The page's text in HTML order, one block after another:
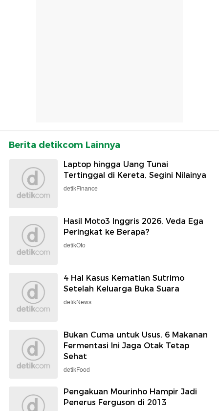
Berita detikcom Lainnya
Laptop hingga Uang Tunai
Tertinggal di Kereta, Segini Nilainya
detikFinance
Hasil Moto3 Inggris 2026, Veda Ega
Peringkat ke Berapa?
detikOto
4 Hal Kasus Kematian Sutrimo
Setelah Keluarga Buka Suara
detikNews
Bukan Cuma untuk Usus, 6 Makanan
Fermentasi Ini Jaga Otak Tetap
Sehat
detikFood
Pengakuan Mourinho Hampir Jadi
Penerus Ferguson di 2013